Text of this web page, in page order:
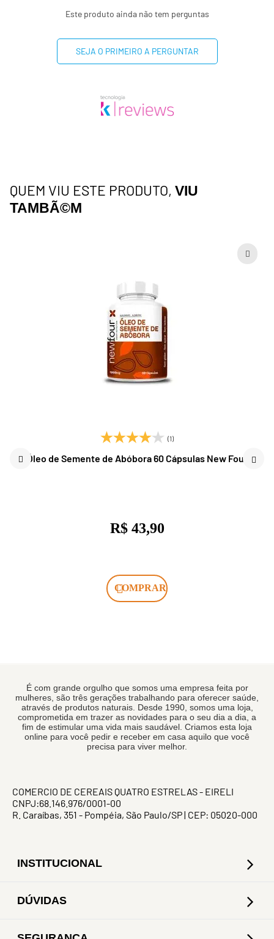
(**) Valores diários não estabelecidos.
Este produto ainda não tem perguntas
SEJA O PRIMEIRO A PERGUNTAR
QUEM VIU ESTE PRODUTO, VIU
TAMBÃ©M
(1)
Óleo de Semente de Abóbora 60 Cápsulas New Four
R$ 43,90
COMPRAR
É com grande orgulho que somos uma empresa feita por
mulheres, são três gerações trabalhando para oferecer saúde,
através de produtos naturais. Desde 1990, somos uma loja,
comprometida em trazer as novidades para o seu dia a dia, a
fim de estimular uma vida mais saudável. Criamos esta loja
online para você pedir e receber em casa aquilo que você
precisa para viver melhor.
COMERCIO DE CEREAIS QUATRO ESTRELAS - EIRELI
CNPJ:68.146.976/0001-00
R. Caraíbas, 351 - Pompéia, São Paulo/SP | CEP: 05020-000
INSTITUCIONAL
DÚVIDAS